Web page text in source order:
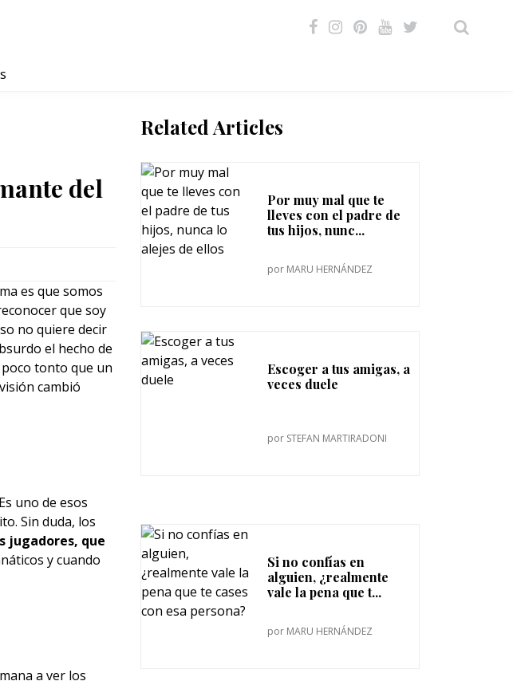
del
es que somos
que soy
no quiere decir
el hecho de
tonto que un
cambió
Es uno de esos
Sin duda, los
jugadores, que
y cuando
a ver los
Related Articles
Por muy mal que te
lleves con el padre de
tus hijos, nunc...
por MARU HERNÁNDEZ
Escoger a tus amigas, a
veces duele
por STEFAN MARTIRADONI
Si no confías en
alguien, ¿realmente
vale la pena que t...
por MARU HERNÁNDEZ